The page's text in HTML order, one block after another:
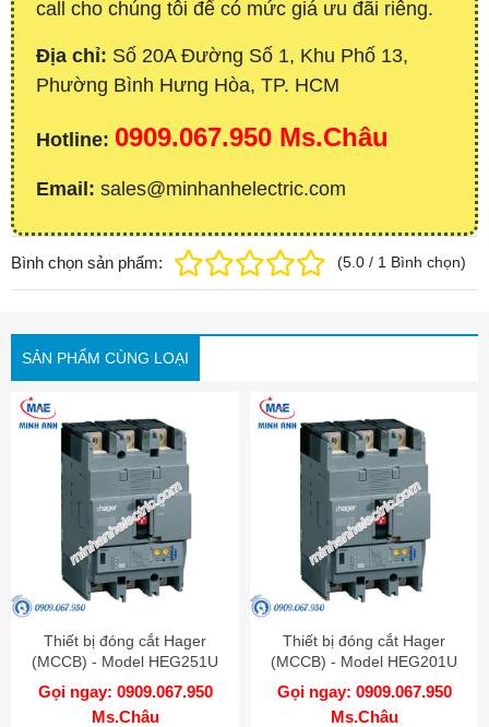
call cho chúng tôi để có mức giá ưu đãi riêng.
Địa chỉ: Số 20A Đường Số 1, Khu Phố 13,
Phường Bình Hưng Hòa, TP. HCM
Hotline: 0909.067.950 Ms.Châu
Email: sales@minhanhelectric.com
Bình chọn sản phẩm: (5.0 / 1 Bình chọn)
SẢN PHẨM CÙNG LOẠI
Thiết bị đóng cắt Hager
(MCCB) - Model HEG251U
Gọi ngay: 0909.067.950
Ms.Châu
Thiết bị đóng cắt Hager
(MCCB) - Model HEG201U
Gọi ngay: 0909.067.950
Ms.Châu